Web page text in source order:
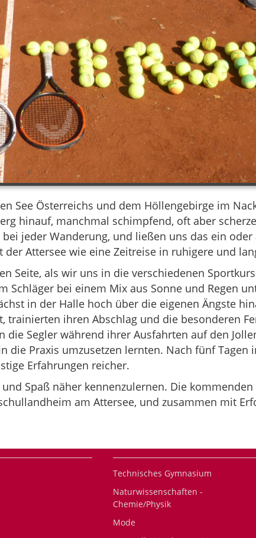
See Österreichs und dem Höllengebirge im
hinauf, manchmal schimpfend, oft aber
jeder Wanderung, und ließen uns das ein
Attersee wie eine Zeitreise in ruhigere und
Seite, als wir uns in die verschiedenen
Schläger bei einem Mix aus Sonne und Regen
in der Halle hoch über die eigenen Ängste
trainierten ihren Abschlag und die besonderen
Segler während ihrer Ausfahrten auf den
Praxis umzusetzen lernten. Nach fünf Tagen
Erfahrungen reicher.
Spaß näher kennenzulernen. Die
am Attersee, und zusammen mit
Technisches Gymnasium
Naturwissenschaften -
Chemie/Physik
Mode